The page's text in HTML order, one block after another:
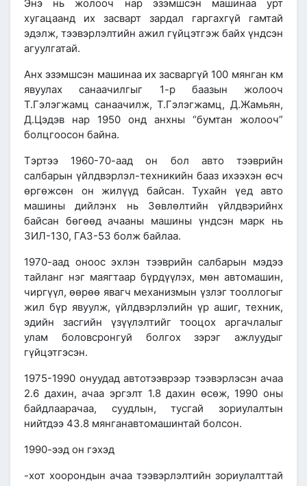
Энэ нь жолооч нар эзэмшсэн машинаа урт
хугацаанд их засварт зардал гаргахгүй гамтай
эдэлж, тээвэрлэлтийн ажил гүйцэтгэж байх үндсэн
агуулгатай.
Анх эзэмшсэн машинаа их засваргүй 100 мянган км
явуулах санаачилгыг 1-р баазын жолооч
Т.Гэлэгжамц санаачилж, Т.Гэлэгжамц, Д.Жамьян,
Д.Цэдэв нар 1950 онд анхны “бумтан жолооч”
болцгоосон байна.
Тэртээ 1960-70-аад он бол авто тээврийн
салбарын үйлдвэрлэл-техникийн бааз ихээхэн өсч
өргөжсөн он жилүүд байсан. Тухайн үед авто
машины дийлэнх нь Зөвлөлтийн үйлдвэрийнх
байсан бөгөөд ачааны машины үндсэн марк нь
ЗИЛ-130, ГАЗ-53 болж байлаа.
1970-аад оноосэхлэн тээврийн салбарын мэдээ
тайланг нэг маягтаар бүрдүүлэх, мөн автомашин,
чиргүүл, өөрөө явагч механизмын үзлэг тооллогыг
жил бүр явуулж, үйлдвэрлэлийн үр ашиг, техник,
эдийн засгийн үзүүлэлтийг тооцох аргачлалыг
улам боловсронгуй болгох зэрэг ажлуудыг
гүйцэтгэсэн.
1975-1990 онуудад автотээврээр тээвэрлэсэн ачаа
2.6 дахин, ачаа эргэлт 1.8 дахин өсөж, 1990 оны
байдлаарачаа, суудлын, тусгай зориулалтын
нийтдээ 43.8 мянганавтомашинтай болсон.
1990-ээд он гэхэд
-хот хоорондын ачаа тээвэрлэлтийн зориулалттай